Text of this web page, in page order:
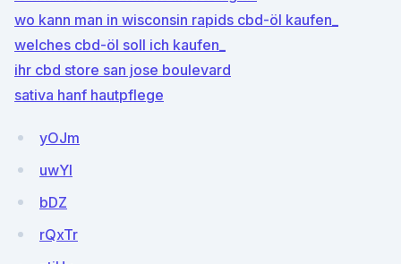
wo kann man in wisconsin rapids cbd-öl kaufen_
welches cbd-öl soll ich kaufen_
ihr cbd store san jose boulevard
sativa hanf hautpflege
yOJm
uwYl
bDZ
rQxTr